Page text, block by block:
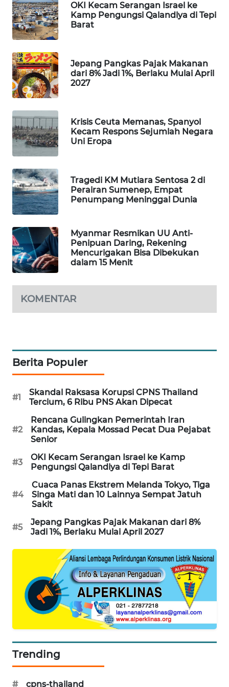
OKI Kecam Serangan Israel ke
Kamp Pengungsi Qalandiya di Tepi
Barat
Jepang Pangkas Pajak Makanan
dari 8% Jadi 1%, Berlaku Mulai April
2027
Krisis Ceuta Memanas, Spanyol
Kecam Respons Sejumlah Negara
Uni Eropa
Tragedi KM Mutiara Sentosa 2 di
Perairan Sumenep, Empat
Penumpang Meninggal Dunia
Myanmar Resmikan UU Anti-
Penipuan Daring, Rekening
Mencurigakan Bisa Dibekukan
dalam 15 Menit
KOMENTAR
Berita Populer
#1
Skandal Raksasa Korupsi CPNS Thailand
Tercium, 6 Ribu PNS Akan Dipecat
#2
Rencana Gulingkan Pemerintah Iran
Kandas, Kepala Mossad Pecat Dua Pejabat
Senior
#3
OKI Kecam Serangan Israel ke Kamp
Pengungsi Qalandiya di Tepi Barat
#4
Cuaca Panas Ekstrem Melanda Tokyo, Tiga
Singa Mati dan 10 Lainnya Sempat Jatuh
Sakit
#5
Jepang Pangkas Pajak Makanan dari 8%
Jadi 1%, Berlaku Mulai April 2027
Trending
#
cpns-thailand
MAWAKA
ID
MARTABAT
NET
PLN
MKLI
LPKKI
LKKI
KOPEKLIN
PORTAL
KONSUMEN
ALPERKLINAS
TAMBANG
NEWS
SITUNGIR
NEWS
SIDIKALANG
NEWS
SIBARAGAS
NEWS
METRO
SIANTAR
NEWS
NEWS
METRO
JAKARTA
NEWS
KRT
NEWS